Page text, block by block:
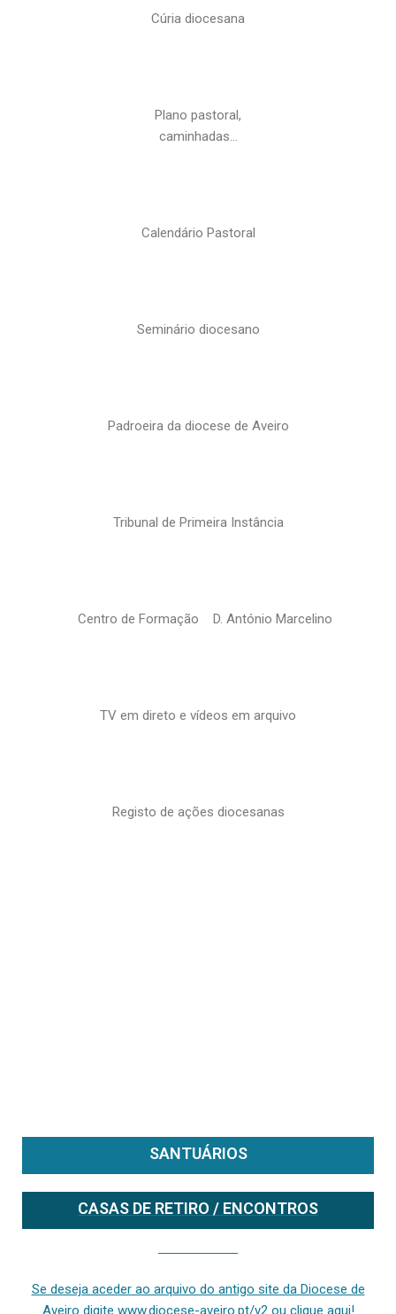
Cúria diocesana
Plano pastoral,
caminhadas…
Calendário Pastoral
Seminário diocesano
Padroeira da diocese de Aveiro
Tribunal de Primeira Instância
Centro de Formação D. António Marcelino
TV em direto e vídeos em arquivo
Registo de ações diocesanas
SANTUÁRIOS
CASAS DE RETIRO / ENCONTROS
Se deseja aceder ao arquivo do antigo site da Diocese de
Aveiro digite www.diocese-aveiro.pt/v2 ou clique aqui!